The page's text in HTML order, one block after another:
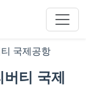
국제공항
티 국제